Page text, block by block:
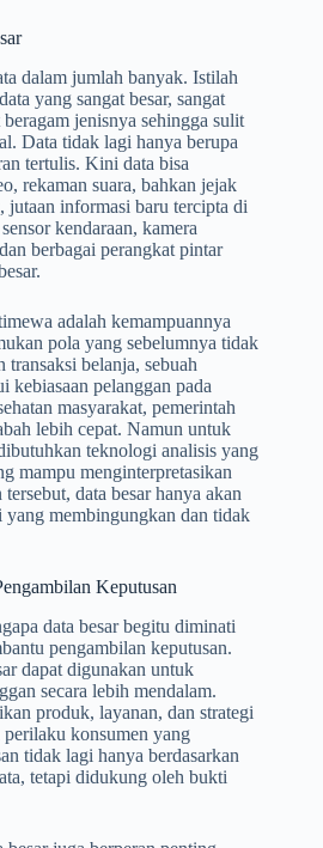
dalam jumlah banyak. Istilah
yang sangat besar, sangat
jenisnya sehingga sulit
Data tidak lagi hanya berupa
tertulis. Kini data bisa
rekaman suara, bahkan jejak
informasi baru tercipta di
kendaraan, kamera
berbagai perangkat pintar
adalah kemampuannya
pola yang sebelumnya tidak
belanja, sebuah
kebiasaan pelanggan pada
masyarakat, pemerintah
lebih cepat. Namun untuk
teknologi analisis yang
mampu menginterpretasikan
data besar hanya akan
membingungkan dan tidak
Keputusan
data besar begitu diminati
pengambilan keputusan.
dapat digunakan untuk
secara lebih mendalam.
produk, layanan, dan strategi
perilaku konsumen yang
tidak lagi hanya berdasarkan
tetapi didukung oleh bukti